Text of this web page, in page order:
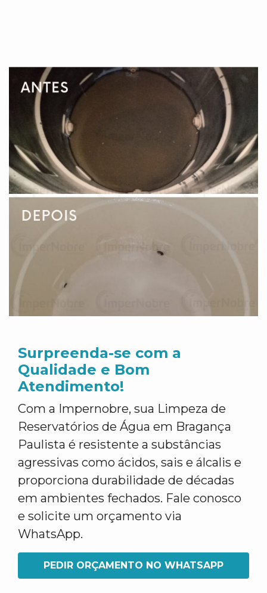
Surpreenda-se com a
Qualidade e Bom
Atendimento!
Com a Impernobre, sua Limpeza de
Reservatórios de Água em Bragança
Paulista é resistente a substâncias
agressivas como ácidos, sais e álcalis e
proporciona durabilidade de décadas
em ambientes fechados. Fale conosco
e solicite um orçamento via
WhatsApp.
PEDIR ORÇAMENTO NO WHATSAPP